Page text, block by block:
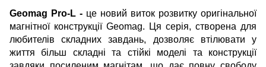
Geomag Pro-L - це новий виток розвитку оригінальної
магнітної конструкції Geomag. Ця серія, створена для
любителів складних завдань, дозволяє втілювати у
життя більш складні та стійкі моделі та конструкції